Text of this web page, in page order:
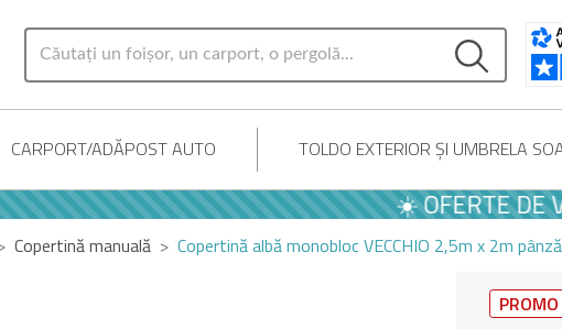
CARPORT/ADĂPOST AUTO TOLDO EXTERIOR ȘI UMBRELA
☀️ OFERTE DE VARĂ |
Copertină manuală Copertină albă monobloc VECCHIO 2,5m x 2m
PROMO